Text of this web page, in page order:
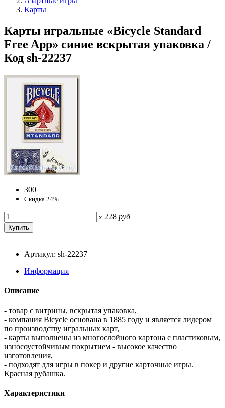
Карты
Карты игральные «Bicycle Standard
Free App» синие вскрытая упаковка /
Код sh-22237
300
Скидка 24%
x 228 руб
Артикул: sh-22237
Информация
Описание
- товар с витрины, вскрытая упаковка,
- компания Bicycle основана в 1885 году и является лидером
по производству игральных карт,
- карты выполнены из многослойного картона с пластиковым,
износоустойчивым покрытием - высокое качество
изготовления,
- подходят для игры в покер и другие карточные игры.
Красная рубашка.
Характеристики